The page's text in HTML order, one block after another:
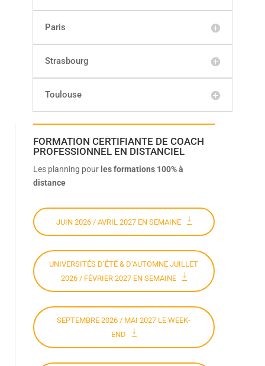
Paris
Strasbourg
Toulouse
FORMATION CERTIFIANTE DE COACH
PROFESSIONNEL EN DISTANCIEL
Les planning pour les formations 100% à
distance
JUIN 2026 / AVRIL 2027 EN SEMAINE
UNIVERSITÉS D’ÉTÉ & D’AUTOMNE JUILLET
2026 / FÉVRIER 2027 EN SEMAINE
SEPTEMBRE 2026 / MAI 2027 LE WEEK-
END